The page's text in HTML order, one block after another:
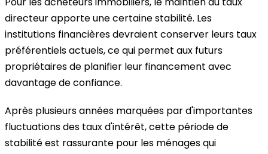
directeur apporte une certaine stabilité. Les
institutions financières devraient conserver leurs taux
préférentiels actuels, ce qui permet aux futurs
propriétaires de planifier leur financement avec
davantage de confiance.
Après plusieurs années marquées par d'importantes
fluctuations des taux d'intérêt, cette période de
stabilité est rassurante pour les ménages qui